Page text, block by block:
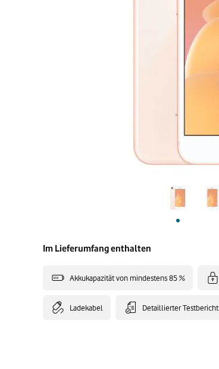
Im Lieferumfang enthalten
Akkukapazität von mindestens 85 %
Ladekabel Detaillierter Testbericht